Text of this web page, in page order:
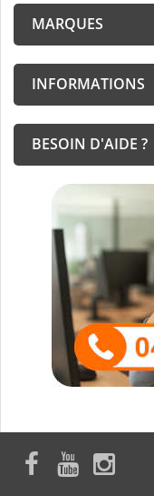
MARQUES
INFORMATIONS
BESOIN D'AIDE ?